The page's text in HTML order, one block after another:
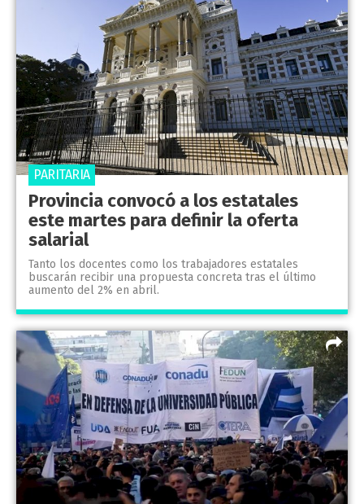
Provincia convocó a los estatales
este martes para definir la oferta
salarial
Tanto los docentes como los trabajadores estatales
buscarán recibir una propuesta concreta tras el último
aumento del 2% en abril.
PARITARIA